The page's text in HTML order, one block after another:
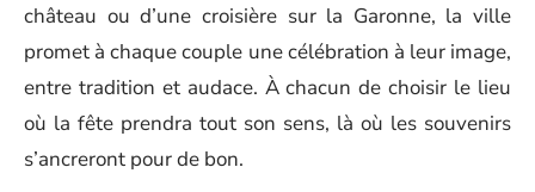
château ou d’une croisière sur la Garonne, la ville
promet à chaque couple une célébration à leur image,
entre tradition et audace. À chacun de choisir le lieu
où la fête prendra tout son sens, là où les souvenirs
s’ancreront pour de bon.